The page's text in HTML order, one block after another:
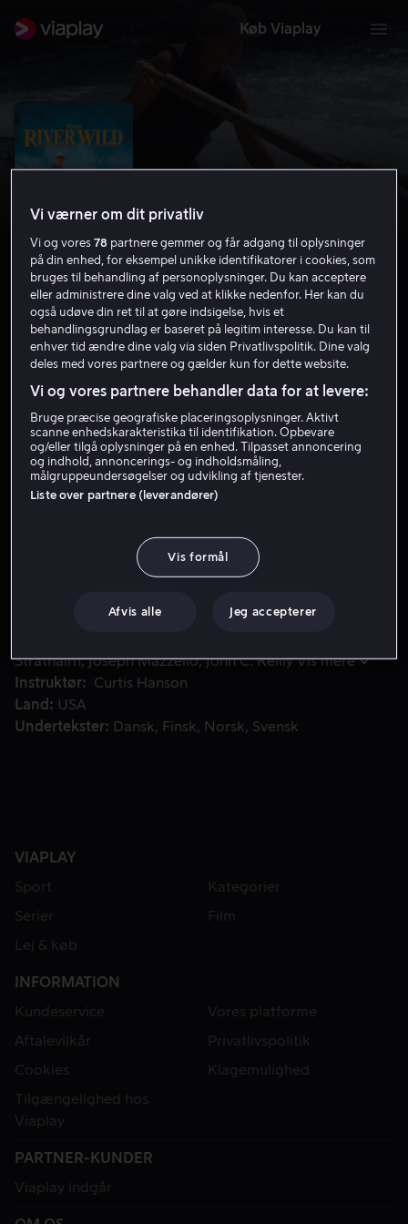
Køb Viaplay
The River Wild
6.5 Thriller Action 1994 1 t. 46 min
15 år
Lej 49 kr
Køb 89 kr
Gail (Meryl Streep) planlægger en raftingtur for at fejre
Gail (Meryl Streep) planlægger en raftingtur for at fejre
sin søn Roarkes fødselsdag og redde sit kriseramte
Strathairn Joseph Mazzello John C. Reilly Vis mere
Instruktør
Curtis Hanson
Land
USA
Undertekster
Dansk Finsk Norsk Svensk
VIAPLAY
Sport
Kategorier
Serier
Film
Lej & køb
INFORMATION
Kundeservice
Vores platforme
Aftalevilkår
Privatlivspolitik
Cookies
Klagemulighed
Tilgængelighed hos
Viaplay
PARTNER-KUNDER
Viaplay indgår
Vi værner om dit privatliv
Vi og vores78 partnere gemmer og får adgang til oplysninger
på din enhed, for eksempel unikke identifikatorer i cookies, som
bruges til behandling af personoplysninger. Du kan acceptere
eller administrere dine valg ved at klikke nedenfor. Her kan du
også udøve din ret til at gøre indsigelse, hvis et
behandlingsgrundlag er baseret på legitim interesse. Du kan til
enhver tid ændre dine valg via siden Privatlivspolitik. Dine valg
deles med vores partnere og gælder kun for dette website.
Vi og vores partnere behandler data for at levere:
Bruge præcise geografiske placeringsoplysninger. Aktivt
scanne enhedskarakteristika til identifikation. Opbevare
og/eller tilgå oplysninger på en enhed. Tilpasset annoncering
og indhold, annoncerings- og indholdsmåling,
målgruppeundersøgelser og udvikling af tjenester.
Liste over partnere (leverandører)
Vis formål
Afvis alle Jeg accepterer